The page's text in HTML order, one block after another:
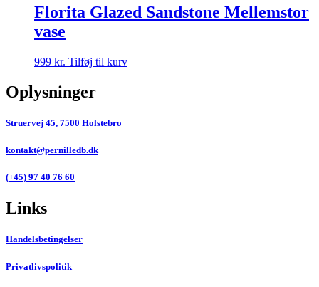
Florita Glazed Sandstone Mellemstor
vase
999 kr. Tilføj til kurv
Oplysninger
Struervej 45, 7500 Holstebro
kontakt@pernilledb.dk
(+45) 97 40 76 60
Links
Handelsbetingelser
Privatlivspolitik